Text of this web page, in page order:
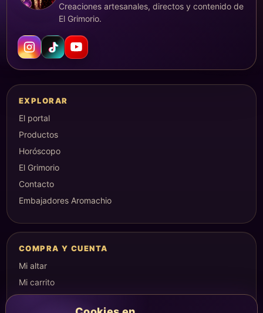
Creaciones artesanales, directos y contenido de
El Grimorio.
EXPLORAR
El portal
Productos
Horóscopo
El Grimorio
Contacto
Embajadores Aromachio
COMPRA Y CUENTA
Mi altar
Mi carrito